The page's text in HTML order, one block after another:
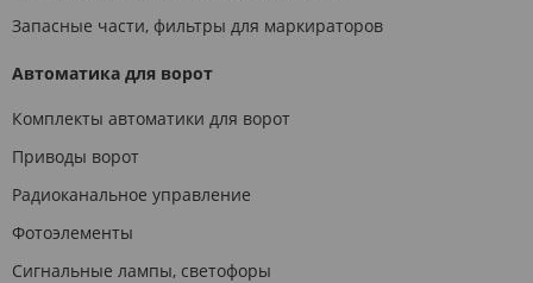
Запасные части, фильтры для маркираторов
Автоматика для ворот
Комплекты автоматики для ворот
Приводы ворот
Радиоканальное управление
Фотоэлементы
Сигнальные лампы, светофоры